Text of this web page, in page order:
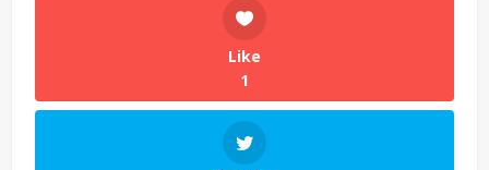
Like
1